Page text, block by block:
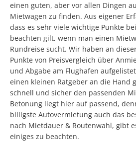
einen guten, aber vor allen Dingen
Mietwagen zu finden. Aus eigener
dass es sehr viele wichtige Punkte
beachten gilt, wenn man einen
Rundreise sucht. Wir haben an
Punkte von Preisvergleich über
und Abgabe am Flughafen
einen kleinen Ratgeber an die Hand
schnell und sicher den passenden
Betonung liegt hier auf passend,
billigste Autovermietung auch das
nach Mietdauer & Routenwahl, gibt
einiges zu beachten.